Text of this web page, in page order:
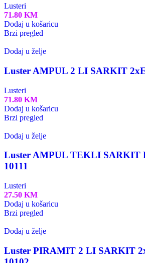
Lusteri
71.80 KM
Dodaj u košaricu
Brzi pregled
Dodaj u želje
Luster AMPUL 2 LI SARKIT
Lusteri
71.80 KM
Dodaj u košaricu
Brzi pregled
Dodaj u želje
Luster AMPUL TEKLI SARKIT
10111
Lusteri
27.50 KM
Dodaj u košaricu
Brzi pregled
Dodaj u želje
Luster PIRAMIT 2 LI SARKIT